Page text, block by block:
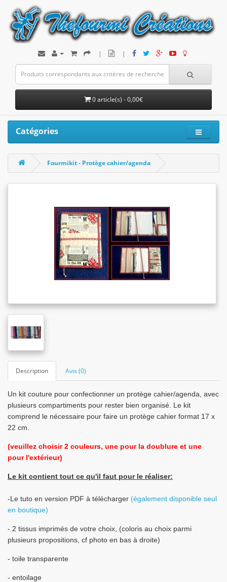
| |
0 article(s) - 0,00€
Catégories
Fourmikit - Protège cahier/agenda
Description Avis (0)
Un kit couture pour confectionner un protège cahier/agenda, avec
plusieurs compartiments pour rester bien organisé. Le kit
comprend le nécessaire pour faire un protège cahier format 17 x
22 cm.
(veuillez choisir 2 couleurs, une pour la doublure et une
pour l'extérieur)
Le kit contient tout ce qu'il faut pour le réaliser:
-Le tuto en version PDF à télécharger (également disponible seul
en boutique)
- 2 tissus imprimés de votre choix, (coloris au choix parmi
plusieurs propositions, cf photo en bas à droite)
- toile transparente
- entoilage